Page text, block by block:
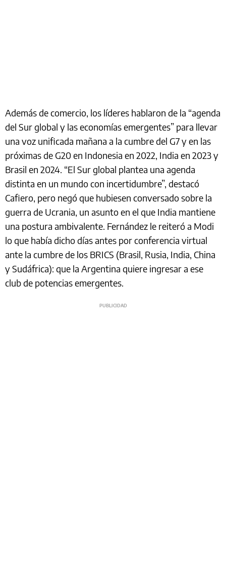
Además de comercio, los líderes hablaron de la “agenda
del Sur global y las economías emergentes” para llevar
una voz unificada mañana a la cumbre del G7 y en las
próximas de G20 en Indonesia en 2022, India en 2023 y
Brasil en 2024. “El Sur global plantea una agenda
distinta en un mundo con incertidumbre”, destacó
Cafiero, pero negó que hubiesen conversado sobre la
guerra de Ucrania, un asunto en el que India mantiene
una postura ambivalente. Fernández le reiteró a Modi
lo que había dicho días antes por conferencia virtual
ante la cumbre de los BRICS (Brasil, Rusia, India, China
y Sudáfrica): que la Argentina quiere ingresar a ese
club de potencias emergentes.